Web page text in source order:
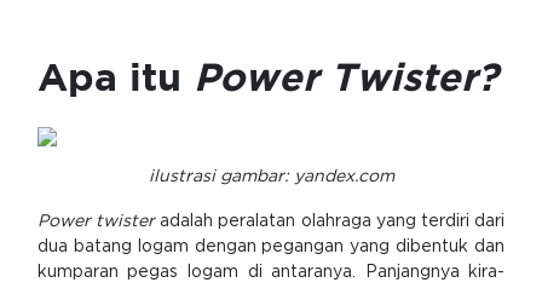
Apa itu Power Twister?
ilustrasi gambar: yandex.com
Power twister adalah peralatan olahraga yang terdiri dari
dua batang logam dengan pegangan yang dibentuk dan
kumparan pegas logam di antaranya. Panjangnya kira-